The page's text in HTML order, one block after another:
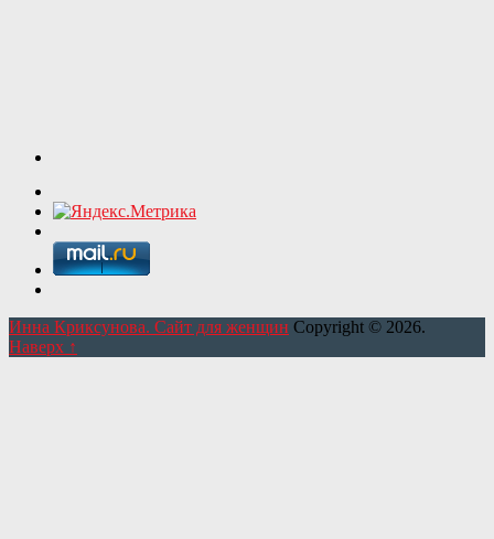
Инна Криксунова. Сайт для женщин Copyright © 2026.
Наверх ↑